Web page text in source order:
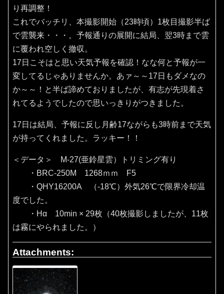
り再調整！
これでバッチリ、本撮影開始（23時頃）1枚目撮影半ば
で雲襲来・・・。予報通りの展開に結局、翌3時まで雲
に覆われ空しく撤収。
17日こそはと思い天気予報を確認！なな何と予報が一
変してるじゃありませんか。あァ～～17日もダメなの
か～～！と半ば諦めておりましたが、有志が先現着さ
れてるようでしたので思いっきりがつきました。
17日は結局、予報に反し月齢17ながらも3時前まで天気
が持ってくれました。ラッキー！！
＜データ＞ M-27(亜鈴星雲）トリミング有り
・BRC-250M 1268ｍｍ F5
・QHY16200A （‐18℃）外気26℃で限界冷却温
度でした。
・Hα 10min × 29枚（40枚撮影しましたが、11枚
は霧にやられました。）
Attachments: